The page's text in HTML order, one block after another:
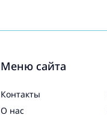
Меню сайта
Контакты
О нас